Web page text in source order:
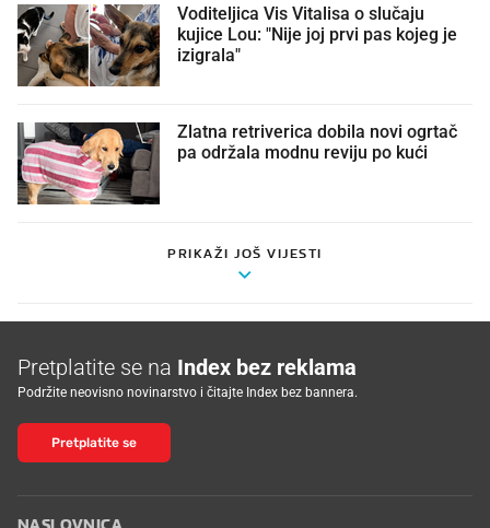
Voditeljica Vis Vitalisa o slučaju
kujice Lou: "Nije joj prvi pas kojeg je
izigrala"
Zlatna retriverica dobila novi ogrtač
pa održala modnu reviju po kući 🤩
PRIKAŽI JOŠ VIJESTI
Pretplatite se na Index bez reklama
Podržite neovisno novinarstvo i čitajte Index bez bannera.
Pretplatite se